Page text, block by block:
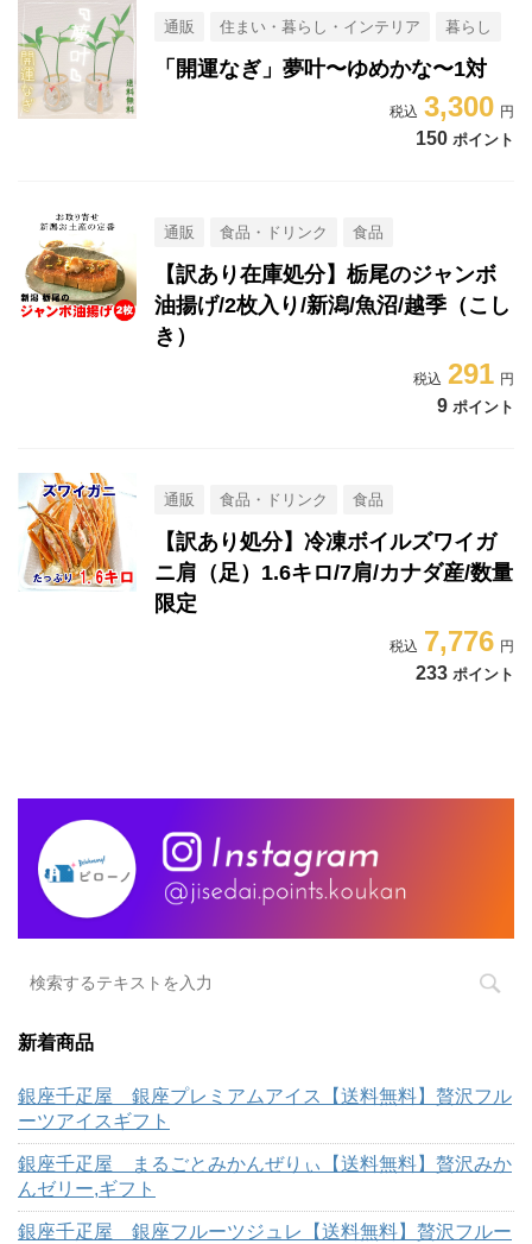
通販 住まい・暮らし・インテリア 暮らし
「開運なぎ」夢叶〜ゆめかな〜1対
3,300
150 ポイント
通販 食品・ドリンク 食品
【訳あり在庫処分】栃尾のジャンボ
油揚げ/2枚入り/新潟/魚沼/越季（こし
き）
291
9 ポイント
通販 食品・ドリンク 食品
【訳あり処分】冷凍ボイルズワイガ
ニ肩（足）1.6キロ/7肩/カナダ産/数量
限定
7,776
233 ポイント
新着商品
銀座千疋屋 銀座プレミアムアイス【送料無料】贅沢フル
ーツアイスギフト
銀座千疋屋 まるごとみかんぜりぃ【送料無料】贅沢みか
んゼリー,ギフト
銀座千疋屋 銀座フルーツジュレ【送料無料】贅沢フルー